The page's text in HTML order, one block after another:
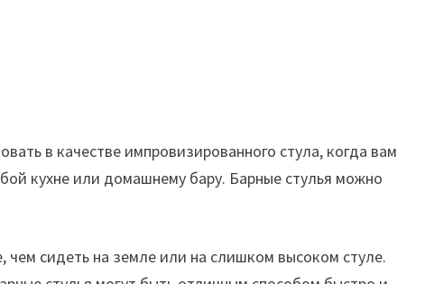
в качестве импровизированного стула, когда вам
кухне или домашнему бару. Барные стулья можно
сидеть на земле или на слишком высоком стуле.